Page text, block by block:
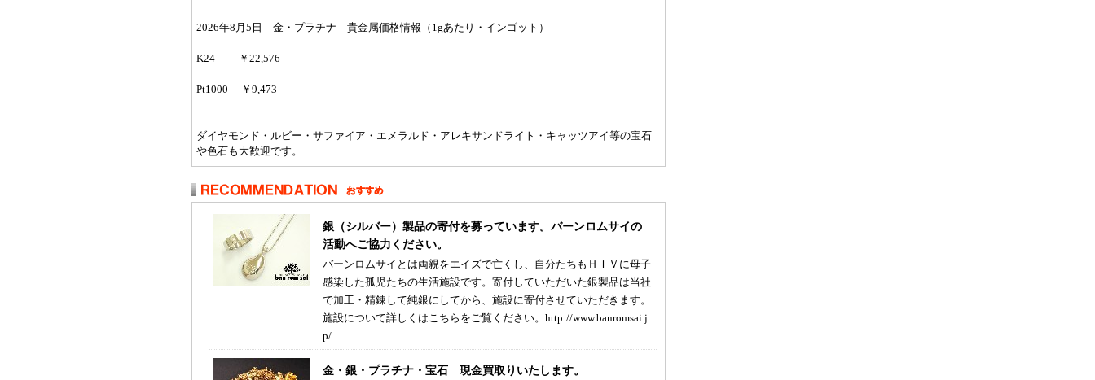
2026年8月5日 金・プラチナ 貴金属価格情報（1gあたり・インゴット）
K24 ￥22,576
Pt1000 ￥9,473
ダイヤモンド・ルビー・サファイア・エメラルド・アレキサンドライト・キャッツアイ等の宝石
や色石も大歓迎です。
銀（シルバー）製品の寄付を募っています。バーンロムサイの
活動へご協力ください。
バーンロムサイとは両親をエイズで亡くし、自分たちもＨＩＶに母子
感染した孤児たちの生活施設です。寄付していただいた銀製品は当社
で加工・精錬して純銀にしてから、施設に寄付させていただきます。
施設について詳しくはこちらをご覧ください。http://www.banromsai.j
p/
金・銀・プラチナ・宝石 現金買取りいたします。